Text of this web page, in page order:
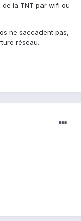
la TNT par wifi ou
ne saccadent pas,
réseau.